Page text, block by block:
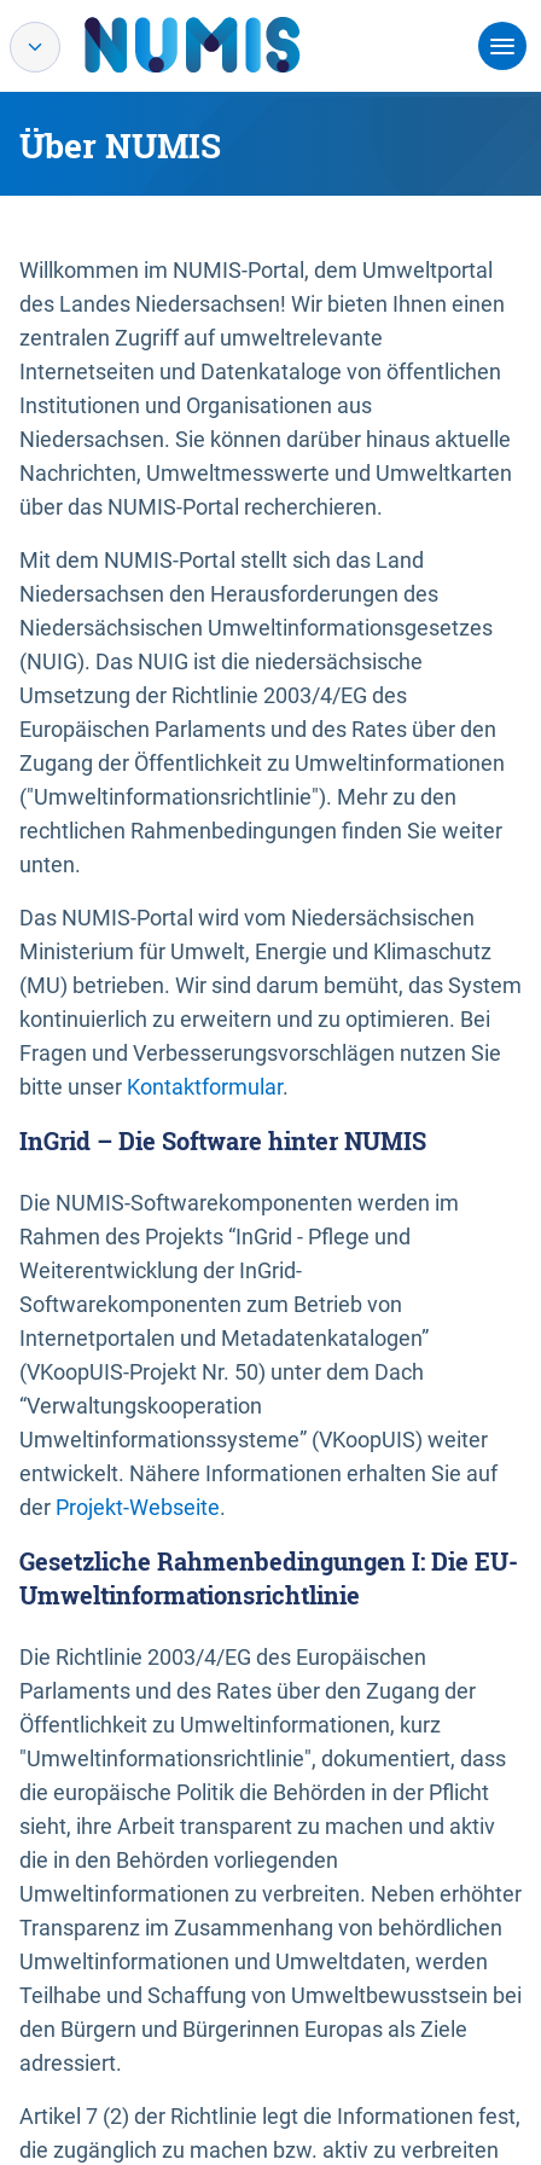
Über NUMIS
Willkommen im NUMIS-Portal, dem Umweltportal
des Landes Niedersachsen! Wir bieten Ihnen einen
zentralen Zugriff auf umweltrelevante
Internetseiten und Datenkataloge von öffentlichen
Institutionen und Organisationen aus
Niedersachsen. Sie können darüber hinaus aktuelle
Nachrichten, Umweltmesswerte und Umweltkarten
über das NUMIS-Portal recherchieren.
Mit dem NUMIS-Portal stellt sich das Land
Niedersachsen den Herausforderungen des
Niedersächsischen Umweltinformationsgesetzes
(NUIG). Das NUIG ist die niedersächsische
Umsetzung der Richtlinie 2003/4/EG des
Europäischen Parlaments und des Rates über den
Zugang der Öffentlichkeit zu Umweltinformationen
("Umweltinformationsrichtlinie"). Mehr zu den
rechtlichen Rahmenbedingungen finden Sie weiter
unten.
Das NUMIS-Portal wird vom Niedersächsischen
Ministerium für Umwelt, Energie und Klimaschutz
(MU) betrieben. Wir sind darum bemüht, das System
kontinuierlich zu erweitern und zu optimieren. Bei
Fragen und Verbesserungsvorschlägen nutzen Sie
bitte unser Kontaktformular.
InGrid – Die Software hinter NUMIS
Die NUMIS-Softwarekomponenten werden im
Rahmen des Projekts “InGrid - Pflege und
Weiterentwicklung der InGrid-
Softwarekomponenten zum Betrieb von
Internetportalen und Metadatenkatalogen”
(VKoopUIS-Projekt Nr. 50) unter dem Dach
“Verwaltungskooperation
Umweltinformationssysteme” (VKoopUIS) weiter
entwickelt. Nähere Informationen erhalten Sie auf
der Projekt-Webseite.
Gesetzliche Rahmenbedingungen I: Die EU-
Umweltinformationsrichtlinie
Die Richtlinie 2003/4/EG des Europäischen
Parlaments und des Rates über den Zugang der
Öffentlichkeit zu Umweltinformationen, kurz
"Umweltinformationsrichtlinie", dokumentiert, dass
die europäische Politik die Behörden in der Pflicht
sieht, ihre Arbeit transparent zu machen und aktiv
die in den Behörden vorliegenden
Umweltinformationen zu verbreiten. Neben erhöhter
Transparenz im Zusammenhang von behördlichen
Umweltinformationen und Umweltdaten, werden
Teilhabe und Schaffung von Umweltbewusstsein bei
den Bürgern und Bürgerinnen Europas als Ziele
adressiert.
Artikel 7 (2) der Richtlinie legt die Informationen fest,
die zugänglich zu machen bzw. aktiv zu verbreiten